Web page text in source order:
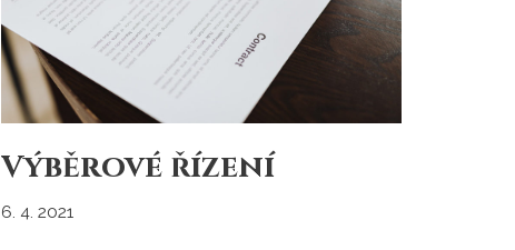
Výběrové řízení
6. 4. 2021